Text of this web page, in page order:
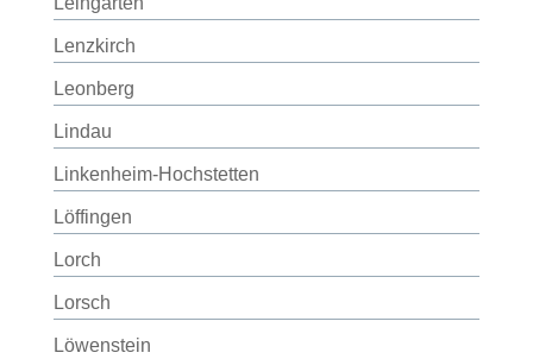
Lenzkirch
Leonberg
Lindau
Linkenheim-Hochstetten
Löffingen
Lorch
Lorsch
Löwenstein